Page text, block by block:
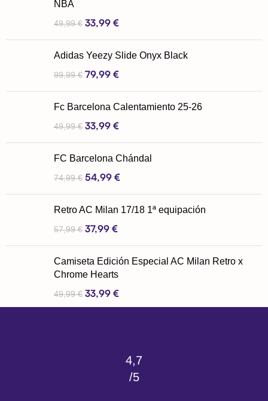
NBA
49,99€ 33,99 €
Adidas Yeezy Slide Onyx Black
99,99€ 79,99 €
Fc Barcelona Calentamiento 25-26
49,99€ 33,99 €
FC Barcelona Chándal
74,99€ 54,99 €
Retro AC Milan 17/18 1ª equipación
57,99€ 37,99 €
Camiseta Edición Especial AC Milan Retro x
Chrome Hearts
49,99€ 33,99 €
4,7
/5